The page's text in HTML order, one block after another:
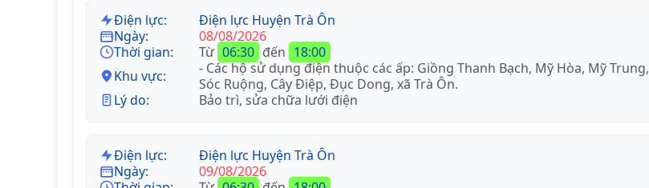
Điện lực:
Điện lực Huyện Trà Ôn
Ngày:
08/08/2026
Thời gian:
Từ 06:30 đến 18:00
Khu vực:
- Các hộ sử dụng điện thuộc các ấp: Giồng Thanh Bạch, Mỹ Hòa, Mỹ Trung,
Sóc Ruộng, Cây Điệp, Đục Dong, xã Trà Ôn.
Lý do:
Bảo trì, sửa chữa lưới điện
Điện lực:
Điện lực Huyện Trà Ôn
Ngày:
09/08/2026